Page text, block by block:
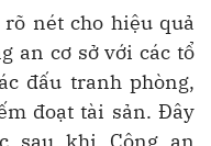
nét cho hiệu quả
an cơ sở với các tổ
đấu tranh phòng,
đoạt tài sản. Đây
sau khi Công an